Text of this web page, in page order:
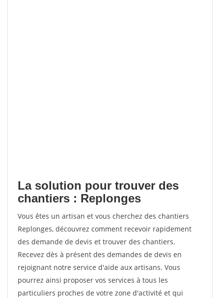
La solution pour trouver des
chantiers : Replonges
Vous êtes un artisan et vous cherchez des chantiers
Replonges, découvrez comment recevoir rapidement
des demande de devis et trouver des chantiers.
Recevez dès à présent des demandes de devis en
rejoignant notre service d'aide aux artisans. Vous
pourrez ainsi proposer vos services à tous les
particuliers proches de votre zone d'activité et qui